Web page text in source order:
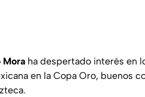
Mora ha despertado interés en
en la Copa Oro, buenos